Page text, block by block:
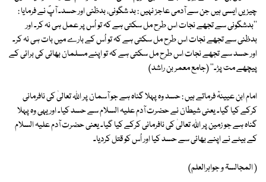
چیزیں ایسی ہیں جن سے آدمی عاجز نہیں : بد شگونی، بدظنی اور حسد۔ آپؐ نے فرمایا :
''بدشگونی سے تجھے نجات اس طرح مل سکتی ہے کہ تو اُس پر عمل ہی نہ کر۔ اور
بدظنی سے تجھے نجات اس طرح مل سکتی ہے کہ تو اُس کے بارے میں بات ہی نہ کر۔
اور حسد سے تجھے نجات اس طرح مل سکتی ہے کہ تو اپنے مسلمان بھائی کی برائی کے
پیچھے مت پڑ۔'' (جامع معمر بن راشد)
امام ابن عیینہؒ فرماتے ہیں : حسد وہ پہلا گناہ ہے جو آسمان پر اللہ تعالیٰ کی نافرمانی
کرکے کیا گیا۔ یعنی شیطان نے حضرت آدم علیہ السلام سے حسد کیا۔ اور یہی وہ پہلا
گناہ ہے جو زمین پر اللہ تعالیٰ کی نافرمانی کرکے کیا گیا۔ یعنی حضرت آدم علیہ السلام
کے بیٹے نے اپنے بھائی سے حسد کیا اور اُس کو قتل کردیا۔
( المجالسۃ و جواہرالعلم)